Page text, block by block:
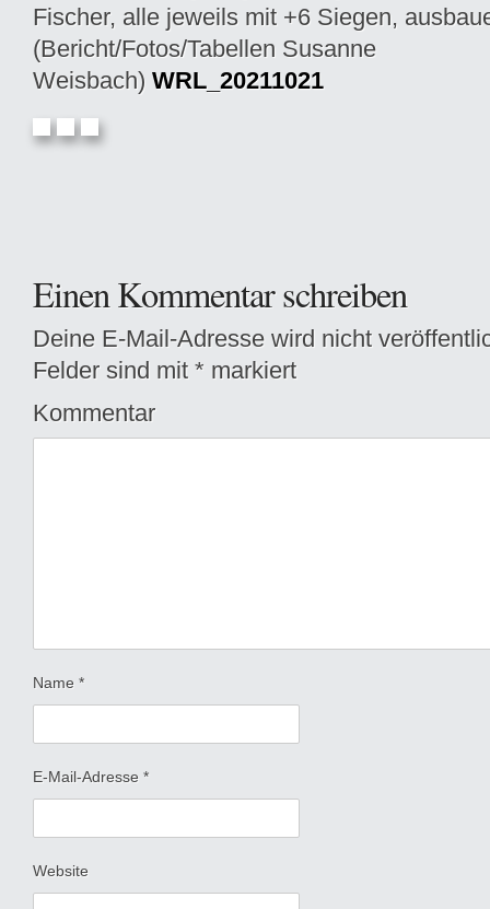
Fischer, alle jeweils mit +6 Siegen,
(Bericht/Fotos/Tabellen Susanne
Weisbach) WRL_20211021
Einen Kommentar schreiben
Deine E-Mail-Adresse wird nicht
Felder sind mit * markiert
Kommentar
Name *
E-Mail-Adresse *
Website